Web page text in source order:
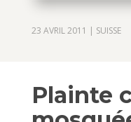
23 AVRIL 2011 | SUISSE
Plainte